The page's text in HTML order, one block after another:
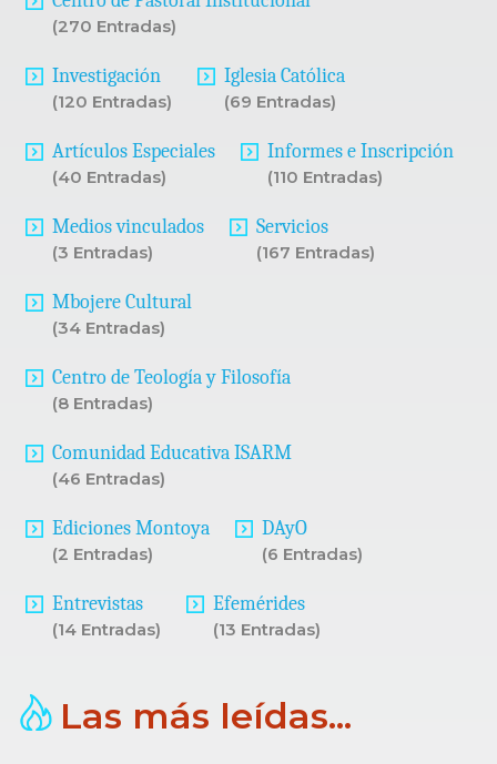
(270 Entradas)
Investigación
(120 Entradas)
Iglesia Católica
(69 Entradas)
Artículos Especiales
(40 Entradas)
Informes e Inscripción
(110 Entradas)
Medios vinculados
(3 Entradas)
Servicios
(167 Entradas)
Mbojere Cultural
(34 Entradas)
Centro de Teología y Filosofía
(8 Entradas)
Comunidad Educativa ISARM
(46 Entradas)
Ediciones Montoya
(2 Entradas)
DAyO
(6 Entradas)
Entrevistas
(14 Entradas)
Efemérides
(13 Entradas)
Las más leídas...